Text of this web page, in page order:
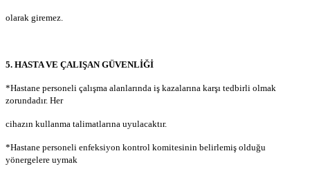
olarak giremez.
5. HASTA VE ÇALIŞAN GÜVENLİĞİ
*Hastane personeli çalışma alanlarında iş kazalarına karşı tedbirli olmak
zorundadır. Her
cihazın kullanma talimatlarına uyulacaktır.
*Hastane personeli enfeksiyon kontrol komitesinin belirlemiş olduğu
yönergelere uymak